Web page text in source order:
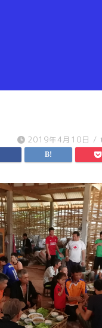
2019年4月10日 /